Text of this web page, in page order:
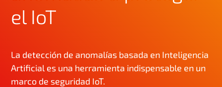
el IoT
La detección de anomalías basada en Inteligencia
Artificial es una herramienta indispensable en un
marco de seguridad IoT.